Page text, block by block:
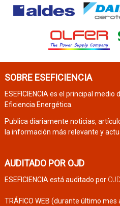
SOBRE ESEFICIENCIA
ESEFICIENCIA es el principal
Eficiencia Energética.
Publica diariamente noticias,
la información más relevante y
AUDITADO POR OJD
ESEFICIENCIA está auditado por
TRÁFICO WEB (durante último